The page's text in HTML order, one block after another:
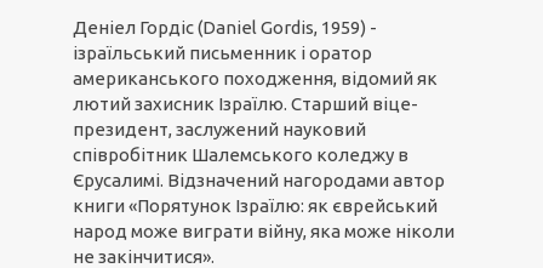
Деніел Гордіс (Daniel Gordis, 1959) -
ізраїльський письменник і оратор
американського походження, відомий як
лютий захисник Ізраїлю. Старший віце-
президент, заслужений науковий
співробітник Шалемського коледжу в
Єрусалимі. Відзначений нагородами автор
книги «Порятунок Ізраїлю: як єврейський
народ може виграти війну, яка може ніколи
не закінчитися».